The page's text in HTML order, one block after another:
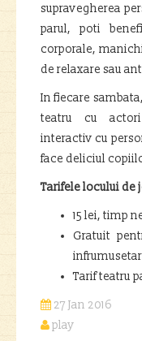
supravegherea
parul, poti
corporale,
de relaxare sau
In fiecare
teatru cu
interactiv cu
face deliciul
Tarifele locului de
15 lei, timp
Gratuit
Tarif teatru
27 Jan 2016
play